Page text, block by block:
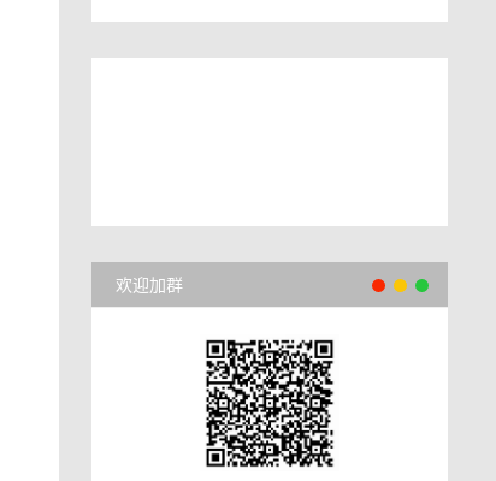
欢迎加群